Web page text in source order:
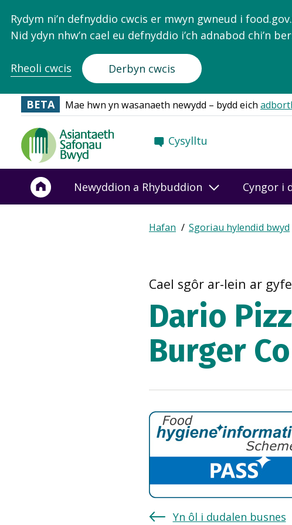
Rydym ni’n defnyddio cwcis er mwyn gwneud i
Nid ydyn nhw’n cael eu defnyddio i’ch adnabod chi’n
Rheoli cwcis Derbyn cwcis
BETA Mae hwn yn wasanaeth newydd – bydd eich
Food
Standards
Agency
Frontpage
Cysylltu
Newyddion a Rhybuddion Cyngor i
Breadcrumb
Hafan Sgoriau hylendid bwyd
Cael sgôr ar-lein ar
Dario
Burger Co
Yn ôl i dudalen busnes